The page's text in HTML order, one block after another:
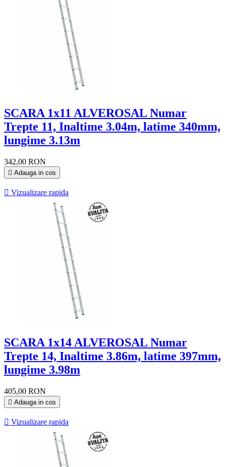
SCARA 1x11 ALVEROSAL Numar
Trepte 11, Inaltime 3.04m, latime 340mm,
lungime 3.13m
342,00 RON
 Adauga in cos
 Vizualizare rapida
SCARA 1x14 ALVEROSAL Numar
Trepte 14, Inaltime 3.86m, latime 397mm,
lungime 3.98m
405,00 RON
 Adauga in cos
 Vizualizare rapida